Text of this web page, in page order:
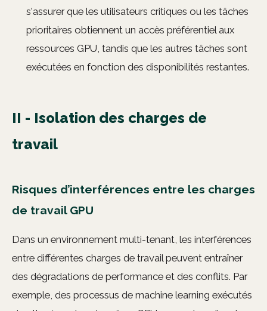
s'assurer que les utilisateurs critiques ou les tâches
prioritaires obtiennent un accès préférentiel aux
ressources GPU, tandis que les autres tâches sont
exécutées en fonction des disponibilités restantes.
II - Isolation des charges de
travail
Risques d’interférences entre les charges
de travail GPU
Dans un environnement multi-tenant, les interférences
entre différentes charges de travail peuvent entraîner
des dégradations de performance et des conflits. Par
exemple, des processus de machine learning exécutés